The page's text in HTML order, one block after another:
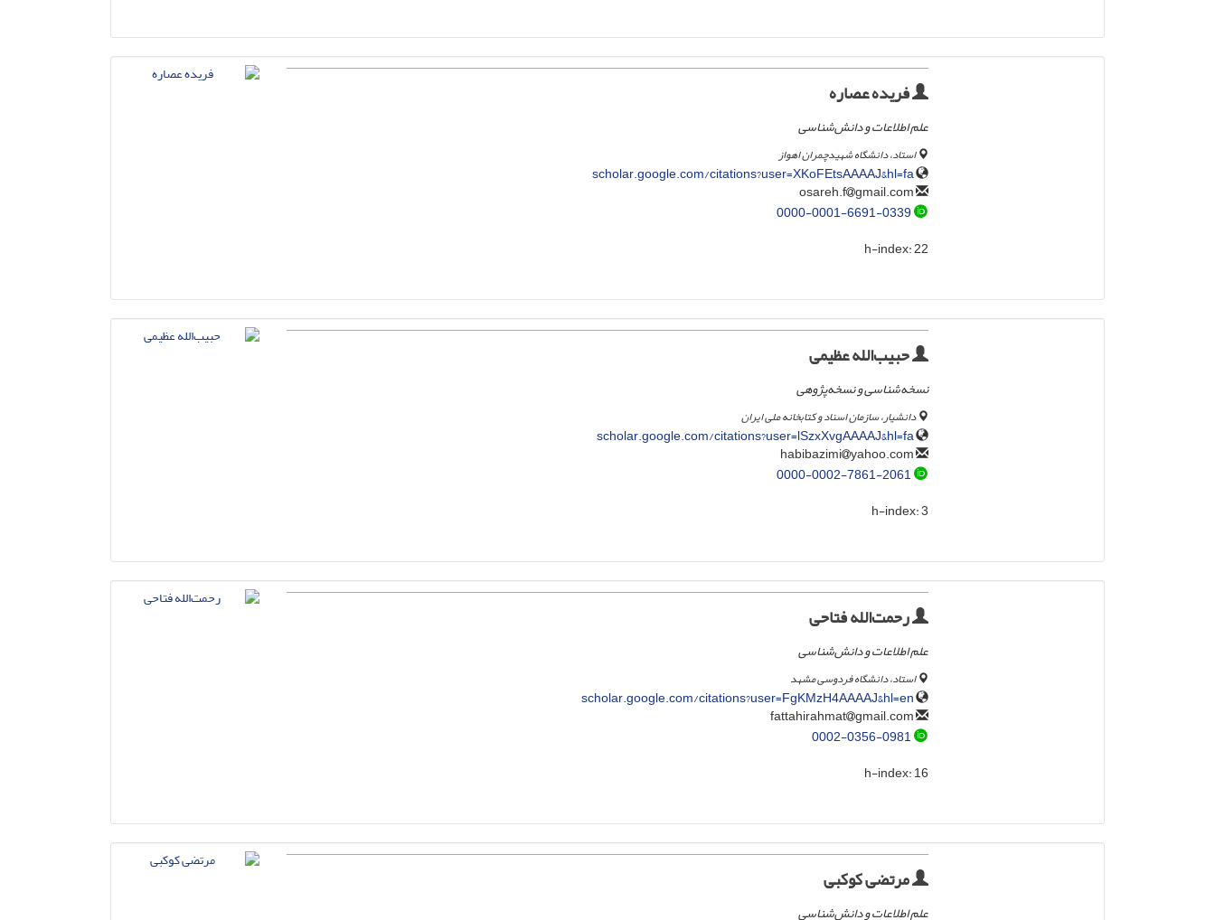
فریده عصاره
علم اطلاعات و دانش‌شناسی
استاد، دانشگاه شهیدچمران اهواز
scholar.google.com/citations?user=XKoFEtsAAAAJ&hl=fa
gmail.com
0000-0001-6691-0339
h-index:22
حبیب‌الله عظیمی
نسخه‌شناسی و نسخه‌پژوهی
دانشیار، سازمان اسناد و کتابخانه ملی ایران
scholar.google.com/citations?user=lSzxXvgAAAAJ&hl=fa
yahoo.com
0000-0002-7861-2061
h-index:3
رحمت‌الله فتاحی
علم اطلاعات و دانش‌شناسی
استاد، دانشگاه فردوسی مشهد
scholar.google.com/citations?user=FgKMzH4AAAAJ&hl=en
gmail.com
0002-0356-0981
h-index:16
مرتضی کوکبی
علم اطلاعات و دانش‌شناسی